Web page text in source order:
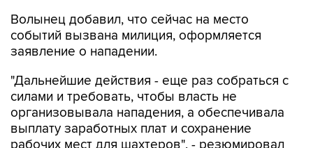
заявление о нападении.
"Дальнейшие действия - еще раз собраться с
организовывала нападения, а обеспечивала
выплату заработных плат и сохранение
рабочих мест для шахтеров", - резюмировал
он.